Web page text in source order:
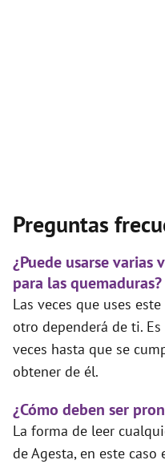
Preguntas
¿Puede usarse varias
para las quemaduras?
Las veces que uses
otro dependerá de ti.
veces hasta que se
obtener de él.
¿Cómo deben ser
La forma de leer
de Agesta, en este